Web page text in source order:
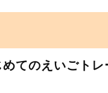
てのえいごト